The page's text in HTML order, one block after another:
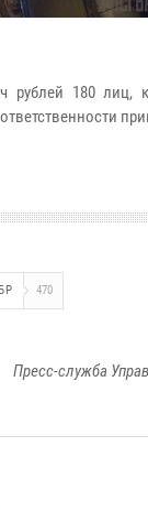
рублей 180 лиц,
470
Пресс-служба